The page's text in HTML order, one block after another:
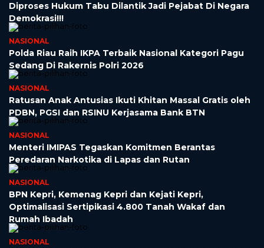
Diproses Hukum Tabu Dilantik Jadi Pejabat Di Negara
Demokrasi!!!
NASIONAL
Polda Riau Raih IKPA Terbaik Nasional Kategori Pagu
Sedang Di Rakernis Polri 2026
NASIONAL
Ratusan Anak Antusias Ikuti Khitan Massal Gratis oleh
PDBN, PGSI dan RSINU Kerjasama Bank BTN
NASIONAL
Menteri IMIPAS Tegaskan Komitmen Berantas
Peredaran Narkotika di Lapas dan Rutan
NASIONAL
BPN Kepri, Kemenag Kepri dan Kejati Kepri,
Optimalisasi Sertipikasi 4.800 Tanah Wakaf dan
Rumah Ibadah
NASIONAL